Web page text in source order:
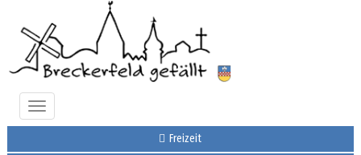
Toggle
navigation
Freizeit